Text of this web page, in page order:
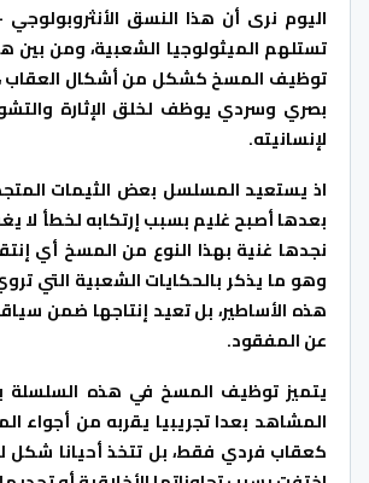
اليوم نرى أن هذا النسق
تستلهم الميثولوجيا الشعبية، ومن
توظيف المسخ كشكل من أشكال العقاب ،
بصري وسردي يوظف لخلق الإثارة
لإنسانيته.
اذ يستعيد المسلسل بعض الثيمات
بعدها أصبح غليم بسبب إرتكابه لخطأ لا
نجدها غنية بهذا النوع من المسخ أي
وهو ما يذكر بالحكايات الشعبية التي
هذه الأساطير، بل تعيد إنتاجها ضمن
عن المفقود.
يتميز توظيف المسخ في هذه السلسلة
المشاهد بعدا تجريبيا يقربه من أجواء
كعقاب فردي فقط، بل تتخذ أحيانا شكل